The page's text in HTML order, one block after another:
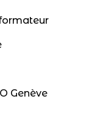
Genève